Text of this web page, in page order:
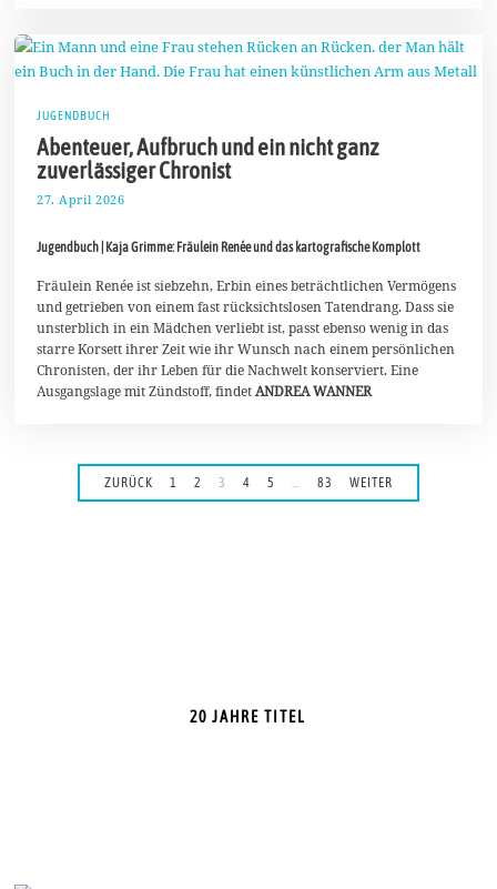
JUGENDBUCH
Abenteuer, Aufbruch und ein nicht ganz
zuverlässiger Chronist
27. April 2026
a
2
2
6
Jugendbuch | Kaja Grimme: Fräulein Renée und das kartografische Komplott
Fräulein Renée ist siebzehn, Erbin eines beträchtlichen Vermögens
und getrieben von einem fast rücksichtslosen Tatendrang. Dass sie
unsterblich in ein Mädchen verliebt ist, passt ebenso wenig in das
starre Korsett ihrer Zeit wie ihr Wunsch nach einem persönlichen
Chronisten, der ihr Leben für die Nachwelt konserviert. Eine
Ausgangslage mit Zündstoff, findet ANDREA WANNER
ZURÜCK 1 2 3 4 5 … 83 WEITER
20 JAHRE TITEL